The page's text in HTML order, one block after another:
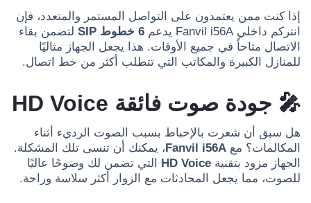
إذا كنت ممن يعتمدون على التواصل المستمر والمتعدد، فإن
انتركم داخلي Fanvil i56A يدعم
6 خطوط SIP
لتضمن بقاء
الاتصال متاحاً في جميع الأوقات. هذا يجعل الجهاز مثاليًا
للمنازل الكبيرة والمكاتب التي تتطلب أكثر من خط اتصال.
🎤 جودة صوت فائقة HD Voice
هل سبق أن شعرت بالإحباط بسبب الصوت الرديء أثناء
المكالمات؟ مع Fanvil i56A، يمكنك أن تنسى تلك المشكلة.
الجهاز مزود بتقنية HD Voice التي تضمن لك وضوحًا عاليًا
للصوت، مما يجعل المحادثات مع الزوار أكثر سلاسة وراحة.